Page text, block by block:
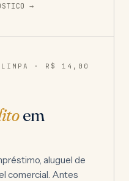
→
LIMPA · R$ 14,00
em
aluguel de
comercial. Antes